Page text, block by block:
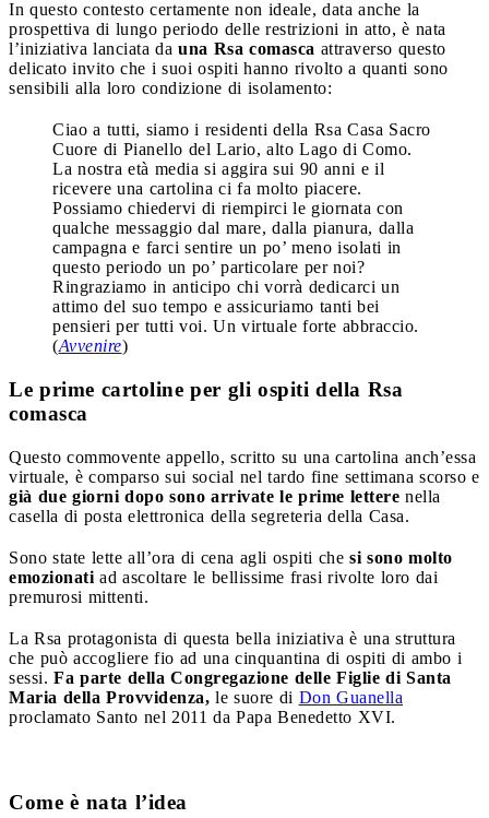
In questo contesto certamente non ideale, data anche la
prospettiva di lungo periodo delle restrizioni in atto, è nata
l’iniziativa lanciata da una Rsa comasca attraverso questo
delicato invito che i suoi ospiti hanno rivolto a quanti sono
sensibili alla loro condizione di isolamento:
Ciao a tutti, siamo i residenti della Rsa Casa Sacro
Cuore di Pianello del Lario, alto Lago di Como.
La nostra età media si aggira sui 90 anni e il
ricevere una cartolina ci fa molto piacere.
Possiamo chiedervi di riempirci le giornata con
qualche messaggio dal mare, dalla pianura, dalla
campagna e farci sentire un po’ meno isolati in
questo periodo un po’ particolare per noi?
Ringraziamo in anticipo chi vorrà dedicarci un
attimo del suo tempo e assicuriamo tanti bei
pensieri per tutti voi. Un virtuale forte abbraccio.
(Avvenire)
Le prime cartoline per gli ospiti della Rsa
comasca
Questo commovente appello, scritto su una cartolina anch’essa
virtuale, è comparso sui social nel tardo fine settimana scorso e
già due giorni dopo sono arrivate le prime lettere nella
casella di posta elettronica della segreteria della Casa.
Sono state lette all’ora di cena agli ospiti che si sono molto
emozionati ad ascoltare le bellissime frasi rivolte loro dai
premurosi mittenti.
La Rsa protagonista di questa bella iniziativa è una struttura
che può accogliere fio ad una cinquantina di ospiti di ambo i
sessi. Fa parte della Congregazione delle Figlie di Santa
Maria della Provvidenza, le suore di Don Guanella
proclamato Santo nel 2011 da Papa Benedetto XVI.
Come è nata l’idea